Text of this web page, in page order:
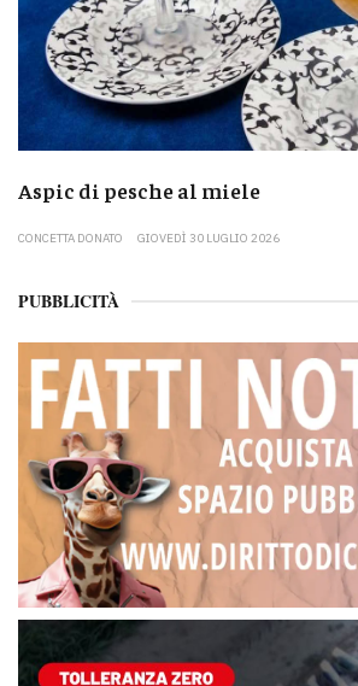
Aspic di pesche al miele
CONCETTA DONATO GIOVEDÌ 30 LUGLIO 2026
PUBBLICITÀ